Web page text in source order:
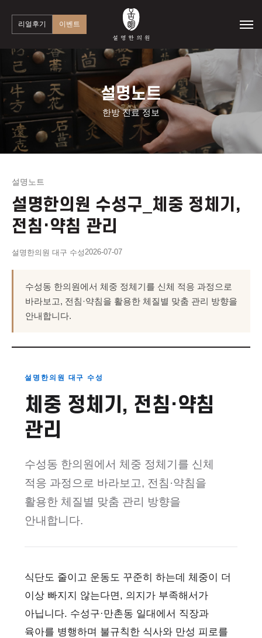
리얼후기 이벤트
설명노트
한방 진료 정보
설명노트
설명한의원 수성구_체중 정체기,
전침·약침 관리
설명한의원 대구 수성2026-07-07
수성동 한의원에서 체중 정체기를 신체 적응 과정으로
바라보고, 전침·약침을 활용한 체질별 맞춤 관리 방향을
안내합니다.
설명한의원 대구 수성
체중 정체기, 전침·약침
관리
수성동 한의원에서 체중 정체기를 신체
적응 과정으로 바라보고, 전침·약침을
활용한 체질별 맞춤 관리 방향을
안내합니다.
식단도 줄이고 운동도 꾸준히 하는데 체중이 더
이상 빠지지 않는다면, 의지가 부족해서가
아닙니다. 수성구·만촌동 일대에서 직장과
육아를 병행하며 불규칙한 식사와 만성 피로를